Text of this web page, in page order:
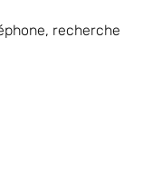
recherche